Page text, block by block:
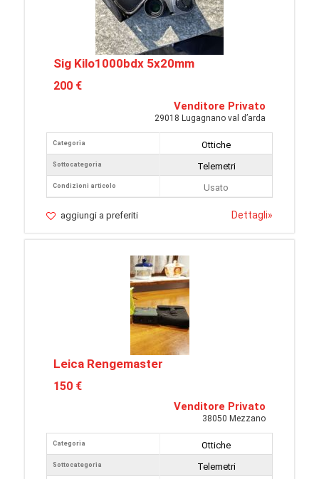
Sig Kilo1000bdx 5x20mm
200 €
Venditore Privato
29018 Lugagnano val d’arda
Categoria
Sottocategoria
Condizioni articolo
Ottiche
Telemetri
Usato
aggiungi a preferiti Dettagli»
Leica Rengemaster
150 €
Venditore Privato
38050 Mezzano
Categoria
Sottocategoria
Ottiche
Telemetri